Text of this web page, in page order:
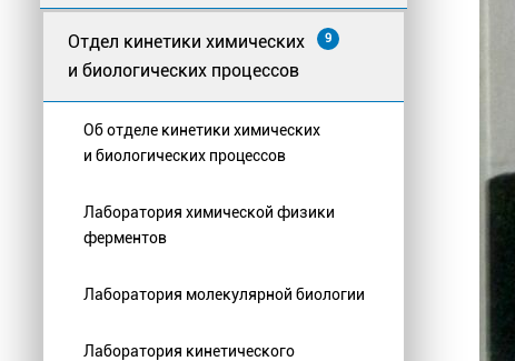
Отдел кинетики химических
и биологических процессов
9
Об отделе кинетики химических
и биологических процессов
Лаборатория химической физики
ферментов
Лаборатория молекулярной биологии
Лаборатория кинетического